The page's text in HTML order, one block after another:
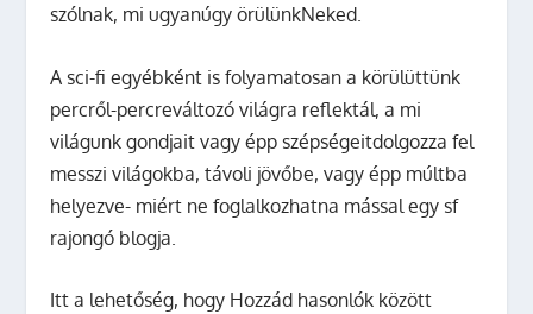
szólnak, mi ugyanúgy örülünkNeked.
A sci-fi egyébként is folyamatosan a körülüttünk
percről-percreváltozó világra reflektál, a mi
világunk gondjait vagy épp szépségeitdolgozza fel
messzi világokba, távoli jövőbe, vagy épp múltba
helyezve- miért ne foglalkozhatna mással egy sf
rajongó blogja.
Itt a lehetőség, hogy Hozzád hasonlók között